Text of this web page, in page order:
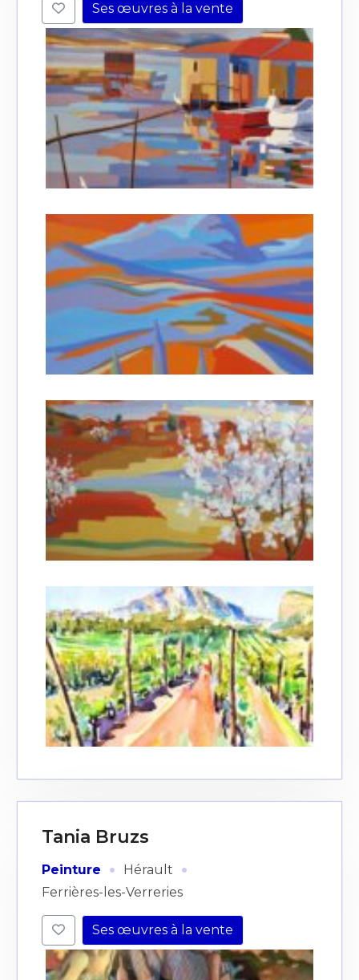
Ses œuvres à la vente
Tania Bruzs
Peinture · Hérault ·
Ferrières-les-Verreries
Ses œuvres à la vente